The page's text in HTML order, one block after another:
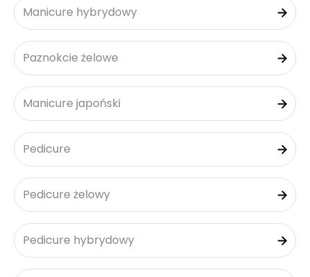
Manicure hybrydowy
Paznokcie żelowe
Manicure japoński
Pedicure
Pedicure żelowy
Pedicure hybrydowy